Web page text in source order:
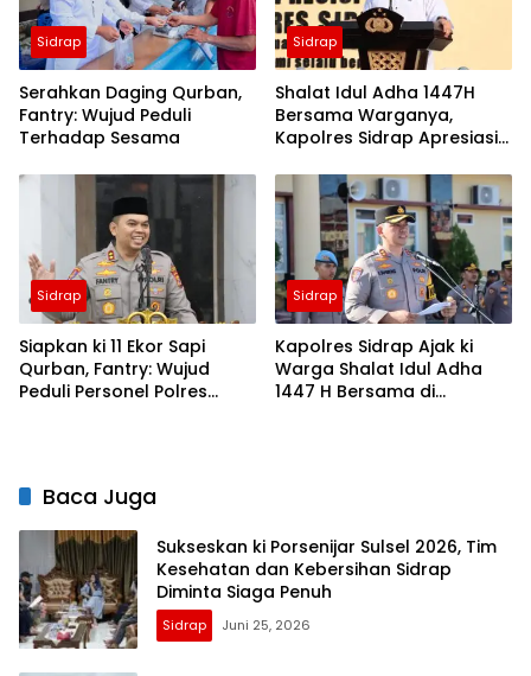
Sidrap
Serahkan Daging Qurban,
Fantry: Wujud Peduli
Terhadap Sesama
Sidrap
Shalat Idul Adha 1447H
Bersama Warganya,
Kapolres Sidrap Apresiasi
Daerah
Sidrap
Siapkan ki 11 Ekor Sapi
Qurban, Fantry: Wujud
Peduli Personel Polres
Sidrap
Kapolres Sidrap Ajak ki
Warga Shalat Idul Adha
1447 H Bersama di
Baca Juga
Sukseskan ki Porsenijar Sulsel 2026, Tim
Kesehatan dan Kebersihan Sidrap
Diminta Siaga Penuh
Sidrap Juni 25, 2026